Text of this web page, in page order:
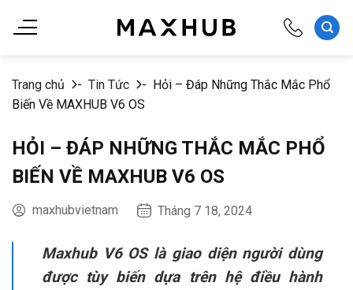
đến
Trang chủ
- Tin Tức - Hỏi – Đáp Những Thắc Mắc Phổ
Biến Về MAXHUB V6 OS
HỎI – ĐÁP NHỮNG THẮC MẮC PHỔ
BIẾN VỀ MAXHUB V6 OS
maxhubvietnam Tháng 7 18, 2024
Maxhub V6 OS là giao diện người dùng
được tùy biến dựa trên hệ điều hành